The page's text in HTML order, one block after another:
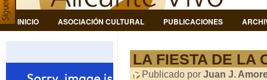
INICIO ASOCIACIÓN CULTURAL PUBLICACIONES
LA FIESTA DE LA
Publicado por Juan J.